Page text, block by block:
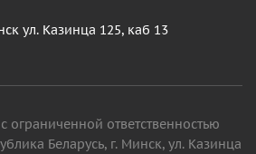
ул. Казинца 125, каб 13
ограниченной ответственностью
Беларусь, г. Минск, ул. Казинца